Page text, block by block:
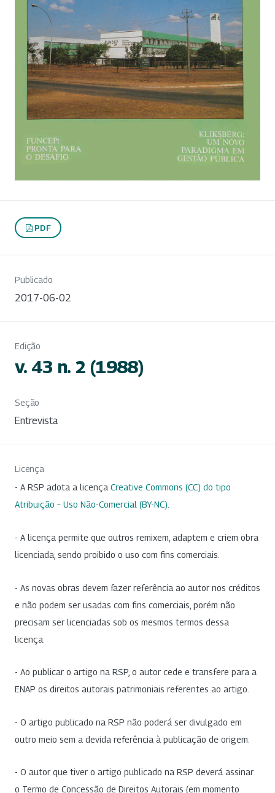
PDF
Publicado
2017-06-02
Edição
v. 43 n. 2 (1988)
Seção
Entrevista
Licença
- A RSP adota a licença Creative Commons (CC) do tipo
Atribuição – Uso Não-Comercial (BY-NC)
- A licença permite que outros remixem, adaptem e criem obra
licenciada, sendo proibido o uso com fins comerciais.
- As novas obras devem fazer referência ao autor nos créditos
e não podem ser usadas com fins comerciais, porém não
precisam ser licenciadas sob os mesmos termos dessa
licença.
- Ao publicar o artigo na RSP, o autor cede e transfere para a
ENAP os direitos autorais patrimoniais referentes ao artigo.
- O artigo publicado na RSP não poderá ser divulgado em
outro meio sem a devida referência à publicação de origem.
- O autor que tiver o artigo publicado na RSP deverá assinar
o Termo de Concessão de Direitos Autorais (em momento